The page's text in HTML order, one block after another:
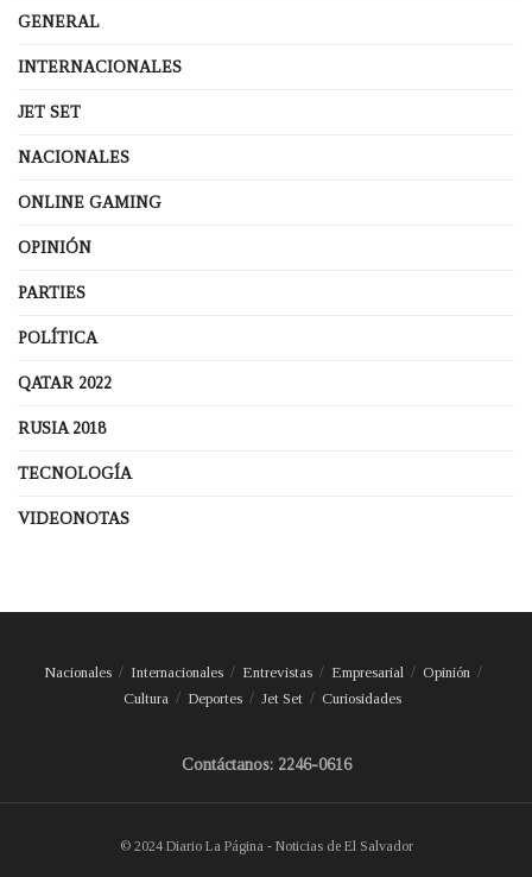
GENERAL
INTERNACIONALES
JET SET
NACIONALES
ONLINE GAMING
OPINIÓN
PARTIES
POLÍTICA
QATAR 2022
RUSIA 2018
TECNOLOGÍA
VIDEONOTAS
Nacionales Internacionales Entrevistas Empresarial
Opinión
Cultura
Deportes Jet Set Curiosidades
Contáctanos: 2246-0616
© 2024 Diario La Página - Noticias de El Salvador